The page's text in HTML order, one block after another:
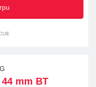
mm BT